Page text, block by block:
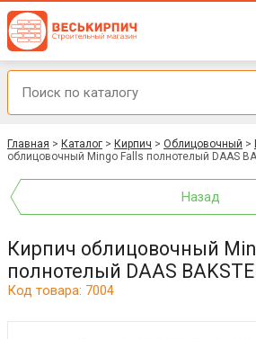
Главная > Каталог > Кирпич > Облицовочный >
облицовочный Mingo Falls полнотелый DAAS
Назад
Кирпич облицовочный
полнотелый DAAS
Код товара: 7004